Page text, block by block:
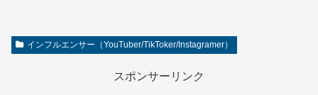
インフルエンサー（YouTuber/TikToker/Instagramer）
スポンサーリンク